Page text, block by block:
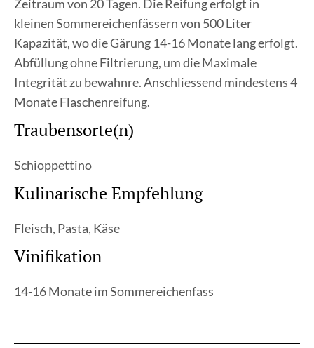
Zeitraum von 20 Tagen. Die Reifung erfolgt in
kleinen Sommereichenfässern von 500 Liter
Kapazität, wo die Gärung 14-16 Monate lang erfolgt.
Abfüllung ohne Filtrierung, um die Maximale
Integrität zu bewahnre. Anschliessend mindestens 4
Monate Flaschenreifung.
Traubensorte(n)
Schioppettino
Kulinarische Empfehlung
Fleisch, Pasta, Käse
Vinifikation
14-16 Monate im Sommereichenfass